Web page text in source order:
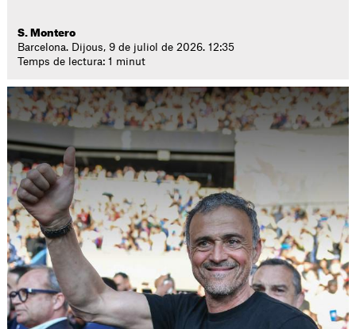
S. Montero
Barcelona. Dijous, 9 de juliol de 2026. 12:35
Temps de lectura: 1 minut